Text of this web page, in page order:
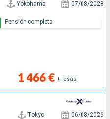
Yokohama 07/08/2028
1 466 € +Tasas
Pensión completa
Tokyo 06/08/2026